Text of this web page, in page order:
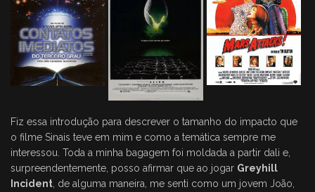
Fiz essa introdução para descrever o tamanho do impacto que
o filme Sinais teve em mim e como a temática sempre me
interessou. Toda a minha bagagem foi moldada a partir dali e,
surpreendentemente, posso afirmar que ao jogar Greyhill
Incident , de alguma maneira, me senti como um jovem João,